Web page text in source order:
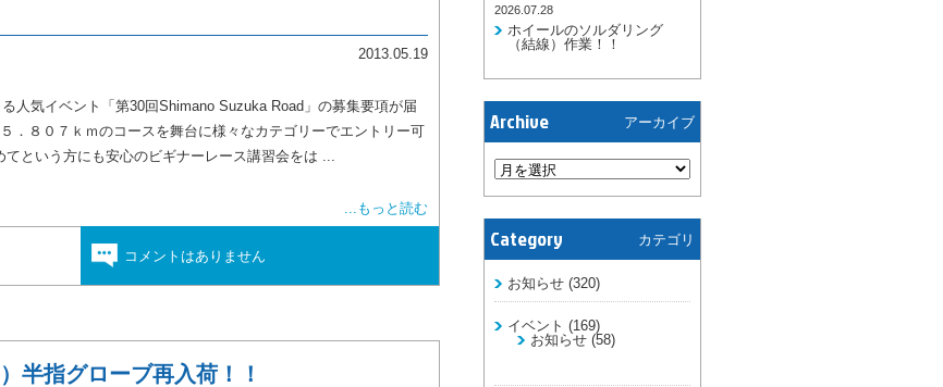
2013.05.19
人気イベント「第30回Shimano Suzuka Road」の募集要項が届
．８０７ｋｍのコースを舞台に様々なカテゴリーでエントリー可
という方にも安心のビギナーレース講習会をは ...
...もっと読む
コメントはありません
半指グローブ再入荷！！
2026.07.28
ホイールのソルダリング
（結線）作業！！
Archive アーカイブ
Category カテゴリ
お知らせ (320)
イベント (169)
お知らせ (58)